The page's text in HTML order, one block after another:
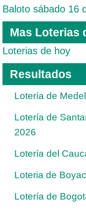
Baloto sábado 16
Mas Loterias
Loterias de hoy
Resultados
Lotería de
Lotería de
2026
Lotería del
Loteria de
Lotería de